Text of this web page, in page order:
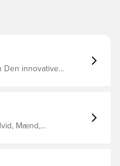
Den innovative
Mænd,